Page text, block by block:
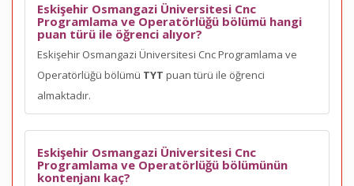
Eskişehir Osmangazi Üniversitesi Cnc
Programlama ve Operatörlüğü bölümü hangi
puan türü ile öğrenci alıyor?
Eskişehir Osmangazi Üniversitesi Cnc Programlama ve
Operatörlüğü bölümü TYT puan türü ile öğrenci
almaktadır.
Eskişehir Osmangazi Üniversitesi Cnc
Programlama ve Operatörlüğü bölümünün
kontenjanı kaç?